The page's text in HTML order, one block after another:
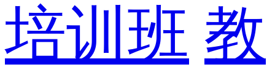
培训班 教